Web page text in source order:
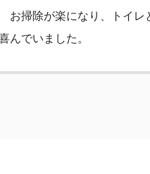
掃除が楽になり、トイレ
んでいました。